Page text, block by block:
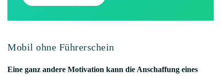
Mobil ohne Führerschein
Eine ganz andere Motivation kann die Anschaffung eines